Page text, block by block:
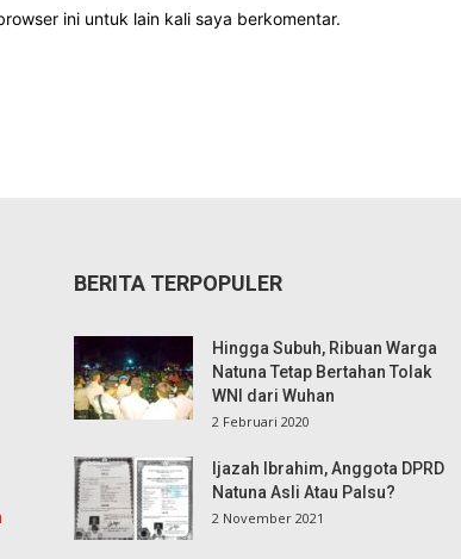
ini untuk lain kali saya berkomentar.
BERITA TERPOPULER
Hingga Subuh, Ribuan Warga
Natuna Tetap Bertahan Tolak
WNI dari Wuhan
2 Februari 2020
Ijazah Ibrahim, Anggota DPRD
Natuna Asli Atau Palsu?
2 November 2021